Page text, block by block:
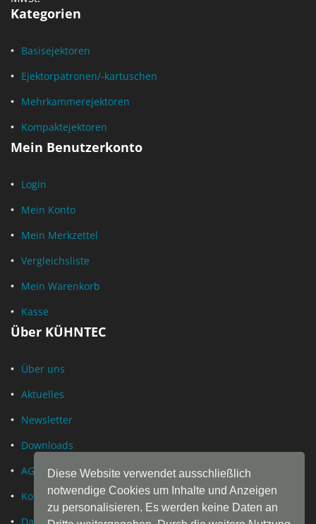
Diese Website verwendet ausschließlich
notwendige Cookies um Inhalte und Anzeigen
zu personalisieren. Es werden keine Daten an
Kategorien
Basisejektoren
Ejektorpatronen/-kartuschen
Mehrkammerejektoren
Kompaktejektoren
Mein Benutzerkonto
Login
Mein Konto
Mein Merkzettel
Vergleichsliste
Mein Warenkorb
Kasse
Über KÜHNTEC
Über uns
Aktuelles
Newsletter
Downloads
AGB
Kontakt